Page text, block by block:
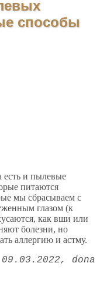
способы
есть и пылевые
питаются
мы сбрасываем с
глазом (к
как вши или
болезни, но
аллергию и астму.
09.03.2022 dona